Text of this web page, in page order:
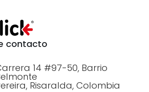
contacto
14 #97-50, Barrio
Risaralda, Colombia